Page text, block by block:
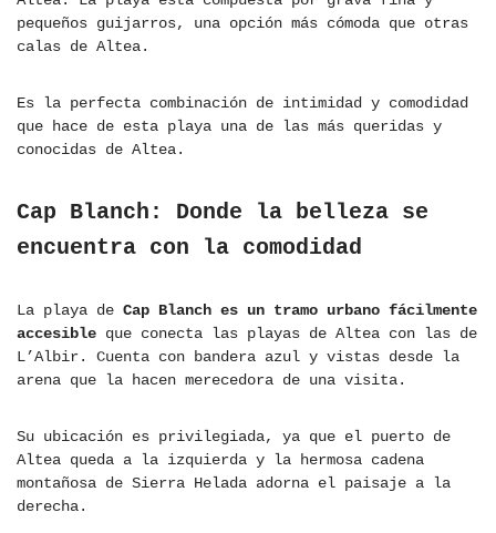
pequeños guijarros, una opción más cómoda que otras
calas de Altea.
Es la perfecta combinación de intimidad y comodidad
que hace de esta playa una de las más queridas y
conocidas de Altea.
Cap Blanch: Donde la belleza se
encuentra con la comodidad
La playa de Cap Blanch es un tramo urbano fácilmente
accesible que conecta las playas de Altea con las de
L’Albir. Cuenta con bandera azul y vistas desde la
arena que la hacen merecedora de una visita.
Su ubicación es privilegiada, ya que el puerto de
Altea queda a la izquierda y la hermosa cadena
montañosa de Sierra Helada adorna el paisaje a la
derecha.